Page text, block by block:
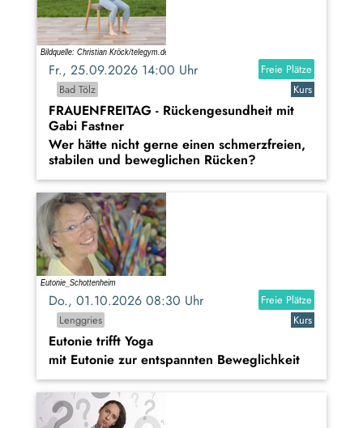
Fr., 25.09.2026 14:00 Uhr
Freie Plätze
Bad Tölz
Kurs
FRAUENFREITAG - Rückengesundheit mit
Gabi Fastner
Wer hätte nicht gerne einen schmerzfreien,
stabilen und beweglichen Rücken?
Do., 01.10.2026 08:30 Uhr
Freie Plätze
Lenggries
Kurs
Eutonie trifft Yoga
mit Eutonie zur entspannten Beweglichkeit